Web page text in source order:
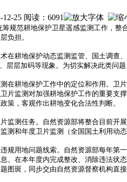
25 阅读：6091
规范耕地保护卫星遥感监测工作，
负担。
在耕地保护动态监测监管、国土调查
层层加码等现象。为切实解决此类问
在耕地保护工作中的定位和作用。卫
片监测对加强耕地保护工作的重要
策，客观作出耕地变化合法性判断。
监测任务。自然资源部将整合目前开
测和年度卫片监测（全国国土利用动
规用地问题线索。自然资源部每年第
。在本年度内完成整改、消除违法状
图斑，同步交由自然资源督察机构直